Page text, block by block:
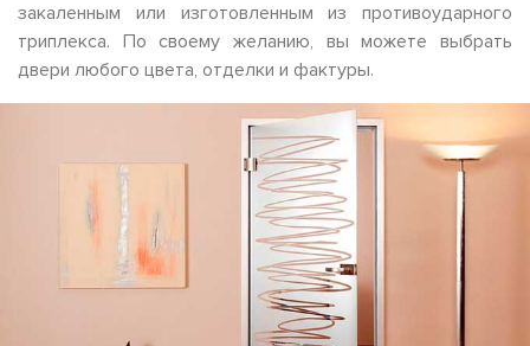
закаленным или изготовленным из противоударного
триплекса. По своему желанию, вы можете выбрать
двери любого цвета, отделки и фактуры.